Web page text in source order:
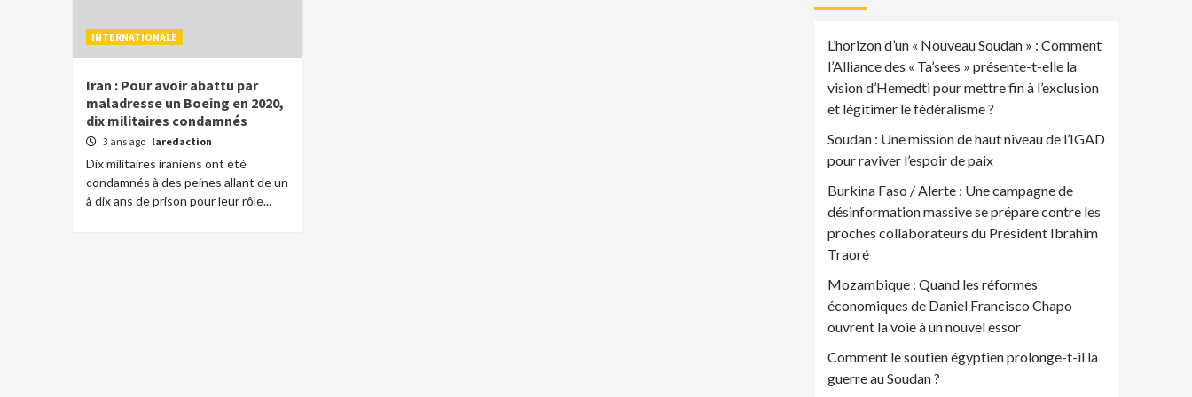
INTERNATIONALE
Iran : Pour avoir abattu par
maladresse un Boeing en 2020,
dix militaires condamnés
3 ans ago laredaction
Dix militaires iraniens ont été
condamnés à des peines allant de un
à dix ans de prison pour leur rôle...
L’horizon d’un « Nouveau Soudan » : Comment
l’Alliance des « Ta’sees » présente-t-elle la
vision d’Hemedti pour mettre fin à l’exclusion
et légitimer le fédéralisme ?
Soudan : Une mission de haut niveau de l’IGAD
pour raviver l’espoir de paix
Burkina Faso / Alerte : Une campagne de
désinformation massive se prépare contre les
proches collaborateurs du Président Ibrahim
Traoré
Mozambique : Quand les réformes
économiques de Daniel Francisco Chapo
ouvrent la voie à un nouvel essor
Comment le soutien égyptien prolonge-t-il la
guerre au Soudan ?